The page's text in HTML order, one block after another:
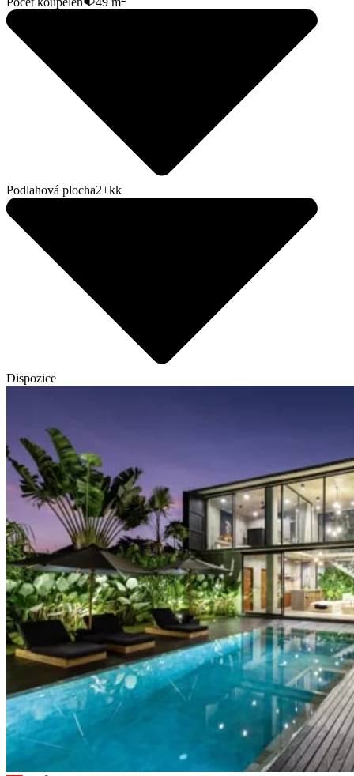
Podlahová plocha2+kk
Dispozice